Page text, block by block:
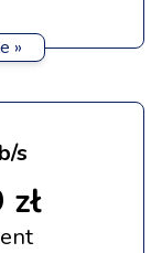
»
s